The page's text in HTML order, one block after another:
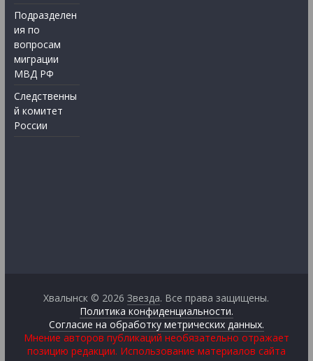
Подразделен
ия по
вопросам
миграции
МВД РФ
Следственны
й комитет
России
Хвалынск © 2026Звезда. Все права защищены.
Политика конфиденциальности.
Согласие на обработку метрических данных.
Мнение авторов публикаций необязательно отражает
позицию редакции. Использование материалов сайта